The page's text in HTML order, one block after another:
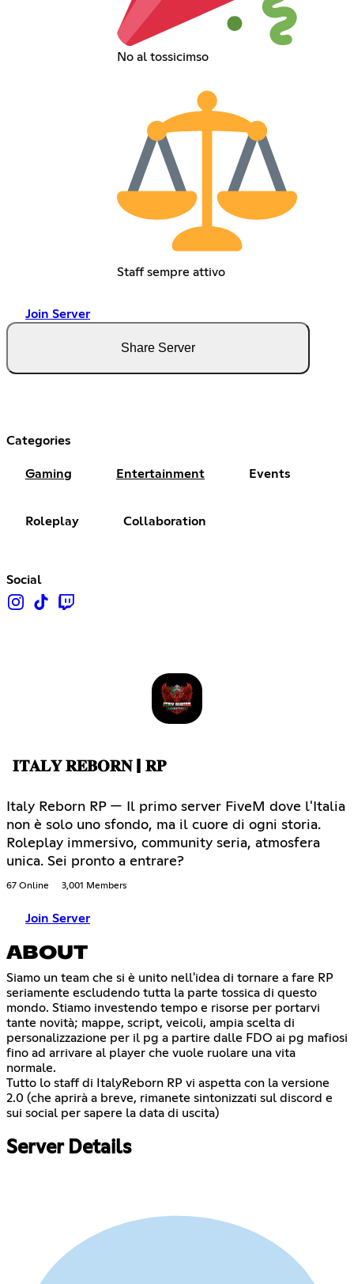
No al tossicimso
Staff sempre attivo
Join Server
Share Server
Categories
Gaming Entertainment Events
Roleplay Collaboration
Social
𝐈𝐓𝐀𝐋𝐘 𝐑𝐄𝐁𝐎𝐑𝐍 | 𝐑𝐏
Italy Reborn RP — Il primo server FiveM dove l'Italia
non è solo uno sfondo, ma il cuore di ogni storia.
Roleplay immersivo, community seria, atmosfera
unica. Sei pronto a entrare?
67 Online 3,001 Members
Join Server
ABOUT
Siamo un team che si è unito nell'idea di tornare a fare RP
seriamente escludendo tutta la parte tossica di questo
mondo. Stiamo investendo tempo e risorse per portarvi
tante novità; mappe, script, veicoli, ampia scelta di
personalizzazione per il pg a partire dalle FDO ai pg mafiosi
fino ad arrivare al player che vuole ruolare una vita
normale.
Tutto lo staff di ItalyReborn RP vi aspetta con la versione
2.0 (che aprirà a breve, rimanete sintonizzati sul discord e
sui social per sapere la data di uscita)
Server Details